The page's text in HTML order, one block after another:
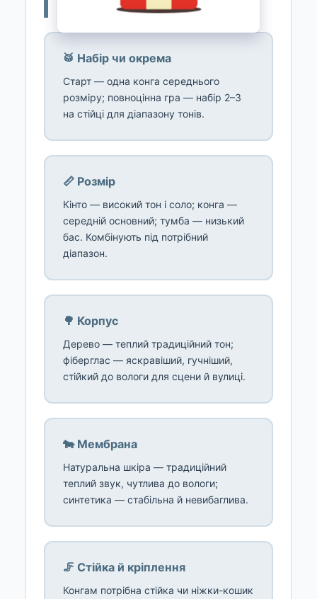
🎯 Як обрати конги
🥁 Набір чи окрема
Старт — одна конга середнього
розміру; повноцінна гра — набір 2–3
на стійці для діапазону тонів.
📏 Розмір
Кінто — високий тон і соло; конга —
середній основний; тумба — низький
бас. Комбінують під потрібний
діапазон.
🌳 Корпус
Дерево — теплий традиційний тон;
фіберглас — яскравіший, гучніший,
стійкий до вологи для сцени й вулиці.
🐄 Мембрана
Натуральна шкіра — традиційний
теплий звук, чутлива до вологи;
синтетика — стабільна й невибаглива.
🦵 Стійка й кріплення
Конгам потрібна стійка чи ніжки-кошик